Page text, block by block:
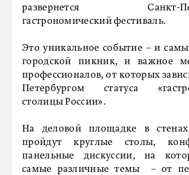
развернется Санкт-
гастрономический фестиваль.
Это уникальное событие – и
городской пикник, и важное
профессионалов, от которых
Петербургом статуса
столицы России».
На деловой площадке в
пройдут круглые столы,
панельные дискуссии, на
самые различные темы – от